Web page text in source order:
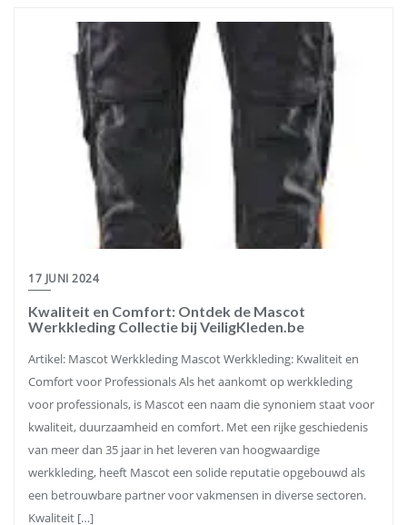
17 JUNI 2024
Kwaliteit en Comfort: Ontdek de Mascot
Werkkleding Collectie bij VeiligKleden.be
Artikel: Mascot Werkkleding Mascot Werkkleding: Kwaliteit en
Comfort voor Professionals Als het aankomt op werkkleding
voor professionals, is Mascot een naam die synoniem staat voor
kwaliteit, duurzaamheid en comfort. Met een rijke geschiedenis
van meer dan 35 jaar in het leveren van hoogwaardige
werkkleding, heeft Mascot een solide reputatie opgebouwd als
een betrouwbare partner voor vakmensen in diverse sectoren.
Kwaliteit […]